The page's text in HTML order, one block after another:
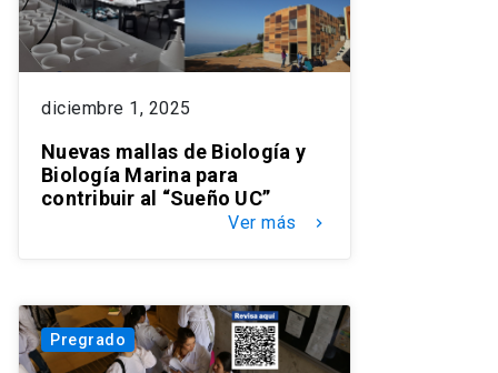
diciembre 1, 2025
Nuevas mallas de Biología y
Biología Marina para
contribuir al “Sueño UC”
Ver más keyboard_arrow_right
Pregrado